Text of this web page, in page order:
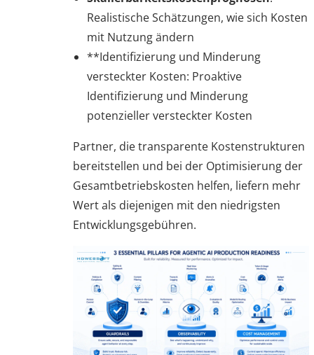
Realistische Schätzungen, wie sich Kosten
mit Nutzung ändern
**Identifizierung und Minderung
versteckter Kosten: Proaktive
Identifizierung und Minderung
potenzieller versteckter Kosten
Partner, die transparente Kostenstrukturen
bereitstellen und bei der Optimisierung der
Gesamtbetriebskosten helfen, liefern mehr
Wert als diejenigen mit den niedrigsten
Entwicklungsgebühren.